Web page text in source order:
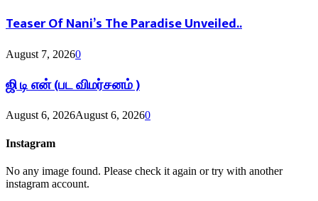
Teaser Of Nani’s The Paradise Unveiled..
August 7, 20260
ஜி டி என் (பட விமர்சனம் )
August 6, 2026August 6, 20260
Instagram
No any image found. Please check it again or try with another
instagram account.